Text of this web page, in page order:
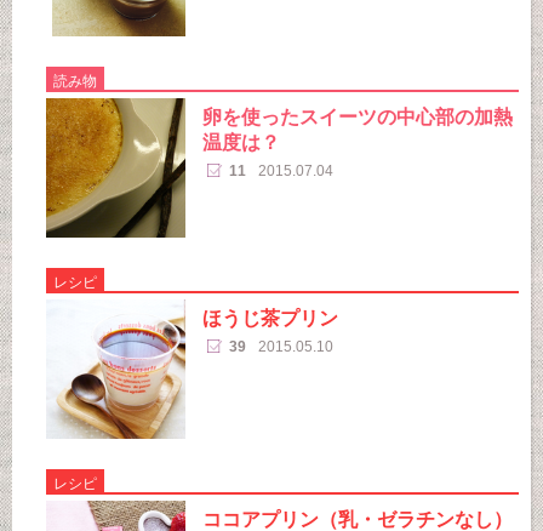
読み物
卵を使ったスイーツの中心部の加熱
温度は？
11 2015.07.04
レシピ
ほうじ茶プリン
39 2015.05.10
レシピ
ココアプリン（乳・ゼラチンなし）